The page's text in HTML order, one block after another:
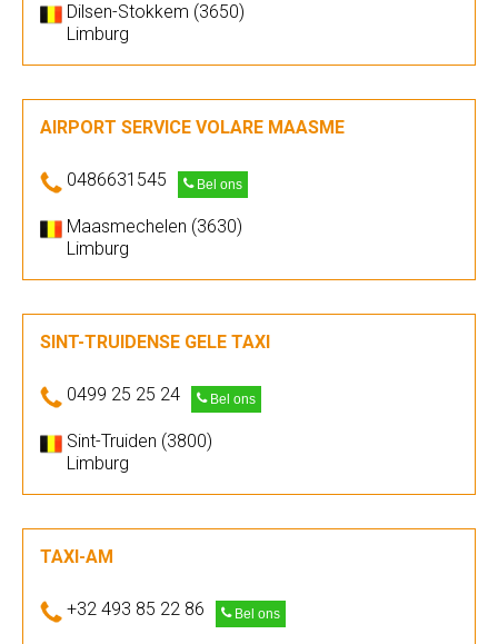
Dilsen-Stokkem (3650)
Limburg
AIRPORT SERVICE VOLARE MAASME
0486631545 Bel ons
Maasmechelen (3630)
Limburg
SINT-TRUIDENSE GELE TAXI
0499 25 25 24 Bel ons
Sint-Truiden (3800)
Limburg
TAXI-AM
+32 493 85 22 86 Bel ons